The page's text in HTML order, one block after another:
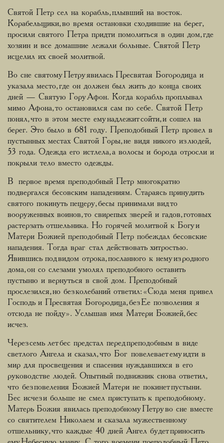
Святой Петр сел на корабль, плывший на восток.
Корабельщики, во время остановки сходившие на берег,
просили святого Петра придти помолиться в один дом, где
хозяин и все домашние лежали больные. Святой Петр
исцелил их своей молитвой.
Во сне святому Петру явилась Пресвятая Богородица и
указала место, где он должен был жить до конца своих
дней — Святую Гору Афон. Когда корабль проплывал
мимо Афона, то остановился сам по себе. Святой Петр
понял, что в этом месте ему надлежит сойти, и сошел на
берег. Это было в 681 году. Преподобный Петр провел в
пустынных местах Святой Горы, не видя никого из людей,
53 года. Одежда его истлела, а волосы и борода отросли и
покрыли тело вместо одежды.
В первое время преподобный Петр многократно
подвергался бесовским нападениям. Стараясь принудить
святого покинуть пещеру, бесы принимали вид то
вооруженных воинов, то свирепых зверей и гадов, готовых
растерзать отшельника. Но горячей молитвой к Богу и
Матери Божией преподобный Петр побеждал бесовские
нападения. Тогда враг стал действовать хитростью.
Явившись под видом отрока, посланного к нему из родного
дома, он со слезами умолял преподобного оставить
пустыню и вернуться в свой дом. Преподобный
прослезился, но без колебаний ответил: «Сюда меня привел
Господь и Пресвятая Богородица, без Ее позволения я
отсюда не пойду». Услышав имя Матери Божией, бес
исчез.
Через семь лет бес предстал перед преподобным в виде
светлого Ангела и сказал, что Бог повелевает ему идти в
мир для просвещения и спасения нуждавшихся в его
руководстве людей. Опытный подвижник снова ответил,
что без повеления Божией Матери не покинет пустыни.
Бес исчез и больше не смел приступать к преподобному.
Матерь Божия явилась преподобному Петру во сне вместе
со святителем Николаем и сказала мужественному
отшельнику, что каждые 40 дней Ангел будет приносить